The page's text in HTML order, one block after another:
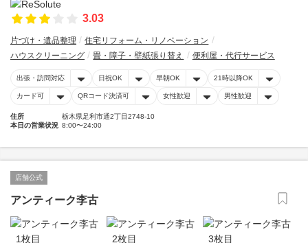
3.03
片づけ・遺品整理
住宅リフォーム・リノベーション
ハウスクリーニング
畳・障子・壁紙張り替え 便利屋・代行サービス
出張・訪問対応 日祝OK 早朝OK 21時以降OK
カード可 QRコード決済可 女性歓迎 男性歓迎
住所
栃木県足利市通2丁目2748-10
本日の営業状況 8:00〜24:00
店舗公式
アンティーク李古